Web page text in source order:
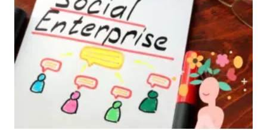
अ
प
सा
ठी
यो
ग्य
प
वि
क्रे
त्यां
सा
ठी
स
र्वो
त्त